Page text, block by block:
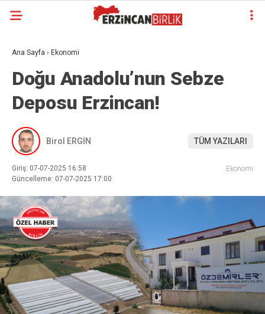
Ana Sayfa › Ekonomi
Doğu Anadolu’nun Sebze
Deposu Erzincan!
Birol ERGİN TÜM YAZILARI
Giriş: 07-07-2025 16:58
Güncelleme: 07-07-2025 17:00
Ekonomi